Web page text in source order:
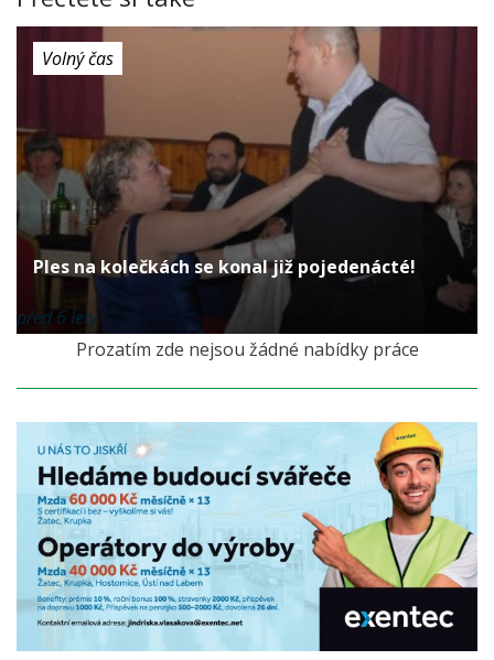
Volný čas
Ples na kolečkách se konal již pojedenácté!
před 6 lety
Prozatím zde nejsou žádné nabídky práce